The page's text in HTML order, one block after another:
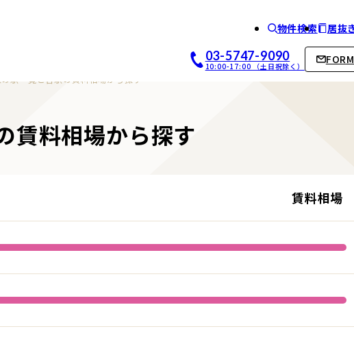
｜居抜き店舗ABCホーム
物件検索 居抜
03-5747-9090
10:00-17:00 （土日祝除く）
FORM
駅一覧と各駅の賃料相場から探す
賃料相場から探す
賃料相場